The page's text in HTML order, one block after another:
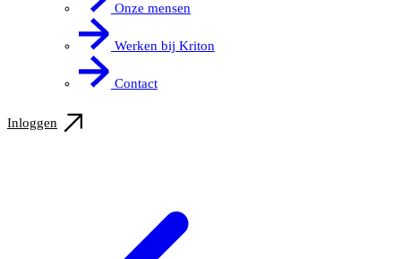
Onze mensen
Werken bij Kriton
Contact
Inloggen